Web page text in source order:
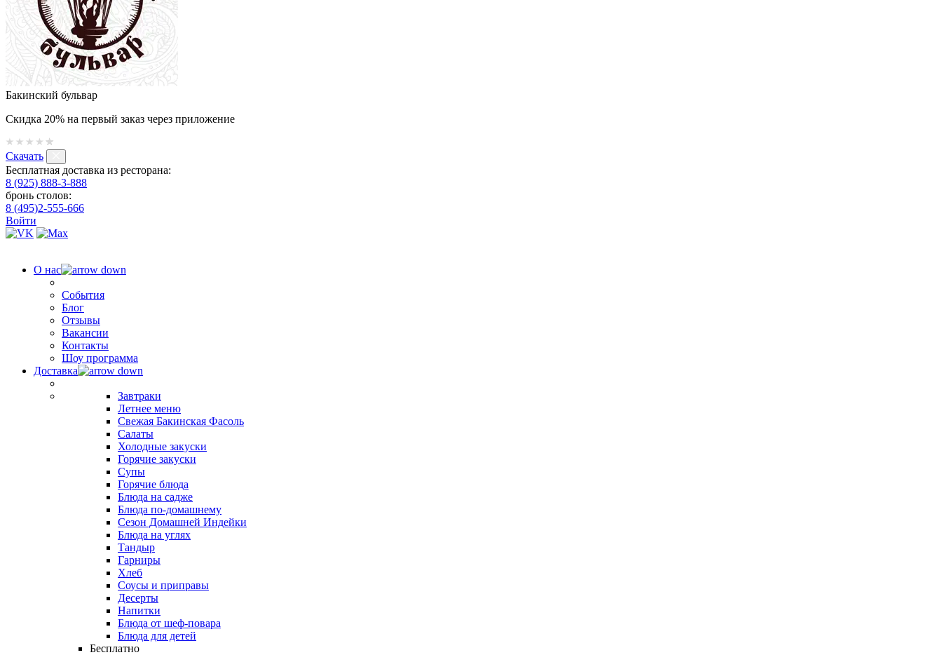
Бакинский бульвар
Скидка 20% на первый заказ через приложение
Скачать
Бесплатная доставка из ресторана:
8 (925) 888-3-888
бронь столов:
8 (495)2-555-666
Войти
О нас
События
Блог
Отзывы
Вакансии
Контакты
Шоу программа
Доставка
Завтраки
Летнее меню
Свежая Бакинская Фасоль
Салаты
Холодные закуски
Горячие закуски
Супы
Горячие блюда
Блюда на садже
Блюда по-домашнему
Сезон Домашней Индейки
Блюда на углях
Тандыр
Гарниры
Хлеб
Соусы и приправы
Десерты
Напитки
Блюда от шеф-повара
Блюда для детей
Бесплатно